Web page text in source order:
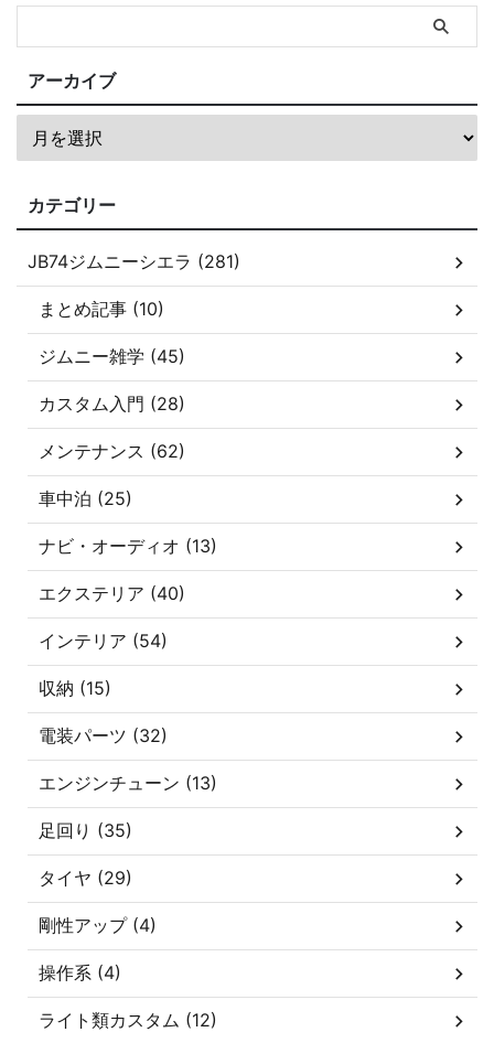
アーカイブ
カテゴリー
JB74ジムニーシエラ (281)
まとめ記事 (10)
ジムニー雑学 (45)
カスタム入門 (28)
メンテナンス (62)
車中泊 (25)
ナビ・オーディオ (13)
エクステリア (40)
インテリア (54)
収納 (15)
電装パーツ (32)
エンジンチューン (13)
足回り (35)
タイヤ (29)
剛性アップ (4)
操作系 (4)
ライト類カスタム (12)